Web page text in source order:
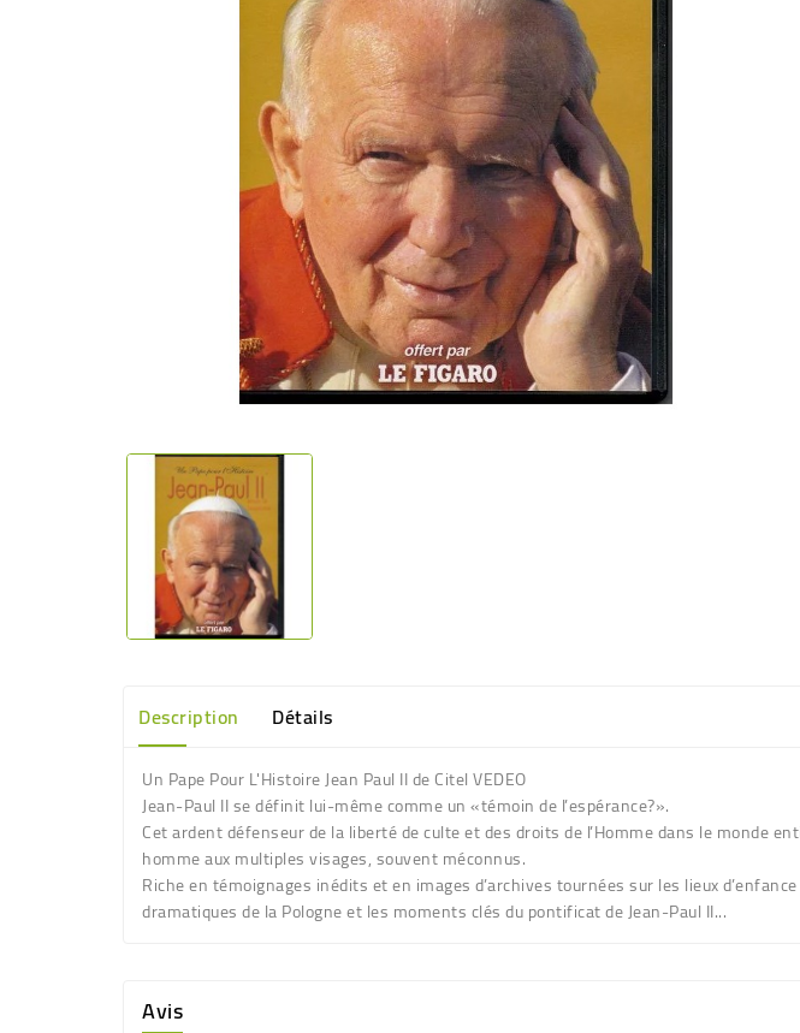
Description Détails
Un Pape Pour L'Histoire Jean Paul II de Citel VEDEO
Jean-Paul II se définit lui-même comme un «témoin de l’espérance?».
Cet ardent défenseur de la liberté de culte et des droits de l’Homme dans le monde
homme aux multiples visages, souvent méconnus.
Riche en témoignages inédits et en images d’archives tournées sur les lieux
dramatiques de la Pologne et les moments clés du pontificat de Jean-Paul II...
Avis